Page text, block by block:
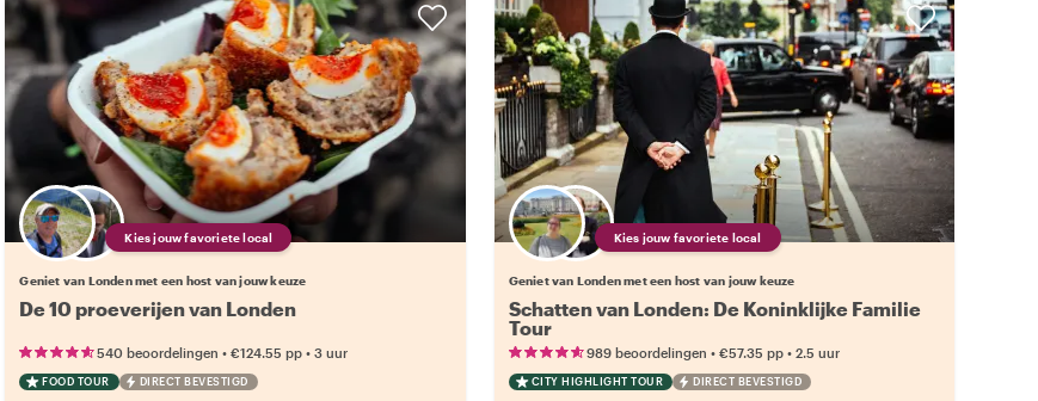
Kies jouw favoriete local
Geniet van Londen met een host van jouw keuze
De 10 proeverijen van Londen
540 beoordelingen •€124.55 pp •3 uur
FOOD TOUR DIRECT BEVESTIGD
Kies jouw favoriete local
Geniet van Londen met een host van jouw keuze
Schatten van Londen: De Koninklijke Familie
Tour
989 beoordelingen • €57.35 pp• 2.5 uur
CITY HIGHLIGHT TOUR DIRECT BEVESTIGD